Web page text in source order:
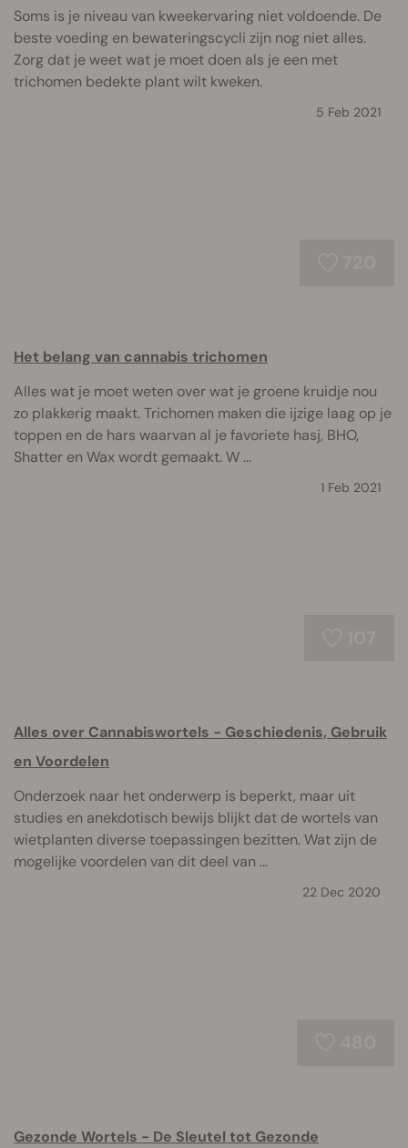
Soms is je niveau van kweekervaring niet voldoende. De
beste voeding en bewateringscycli zijn nog niet alles.
Zorg dat je weet wat je moet doen als je een met
trichomen bedekte plant wilt kweken.
5 Feb 2021
Het belang van cannabis trichomen
Alles wat je moet weten over wat je groene kruidje nou
zo plakkerig maakt. Trichomen maken die ijzige laag op je
toppen en de hars waarvan al je favoriete hasj, BHO,
Shatter en Wax wordt gemaakt. W ...
1 Feb 2021
Alles over Cannabiswortels - Geschiedenis, Gebruik
en Voordelen
Onderzoek naar het onderwerp is beperkt, maar uit
studies en anekdotisch bewijs blijkt dat de wortels van
wietplanten diverse toepassingen bezitten. Wat zijn de
mogelijke voordelen van dit deel van ...
22 Dec 2020
Gezonde Wortels - De Sleutel tot Gezonde